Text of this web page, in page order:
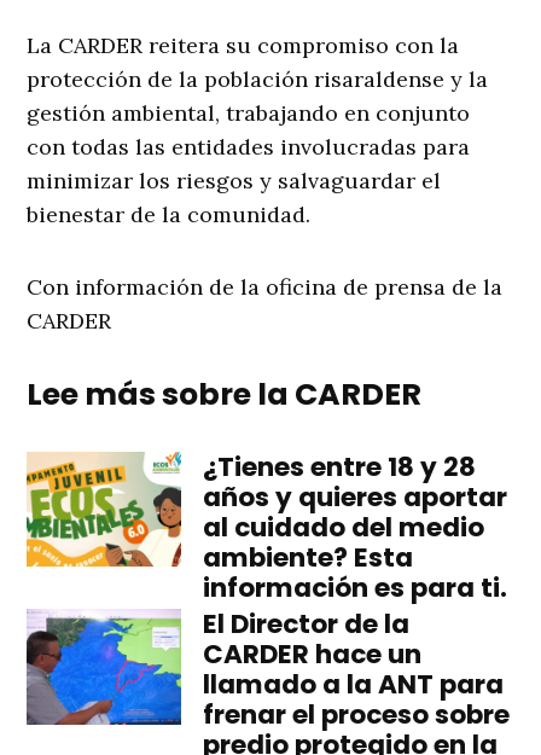
La CARDER reitera su compromiso con la
protección de la población risaraldense y la
gestión ambiental, trabajando en conjunto
con todas las entidades involucradas para
minimizar los riesgos y salvaguardar el
bienestar de la comunidad.
Con información de la oficina de prensa de la
CARDER
Lee más sobre la CARDER
¿Tienes entre 18 y 28
años y quieres aportar
al cuidado del medio
ambiente? Esta
información es para ti.
El Director de la
CARDER hace un
llamado a la ANT para
frenar el proceso sobre
predio protegido en la